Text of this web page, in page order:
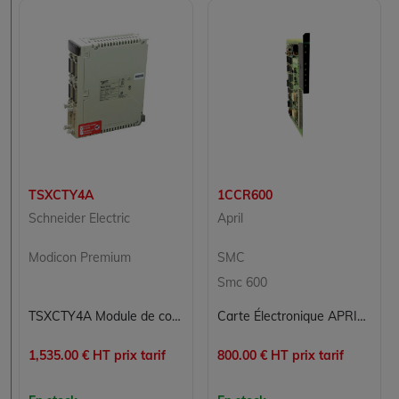
TSXCTY4A
Schneider Electric
Modicon Premium
TSXCTY4A Module de comptage de mesure 4 canaux Modicon Premium Schneider Electric
1,535.00 € HT prix tarif
1CCR600
April
SMC
Smc 600
Carte Électronique APRIL 1CCR600 pour Automatisation et Contrôle Industriel
800.00 € HT prix tarif